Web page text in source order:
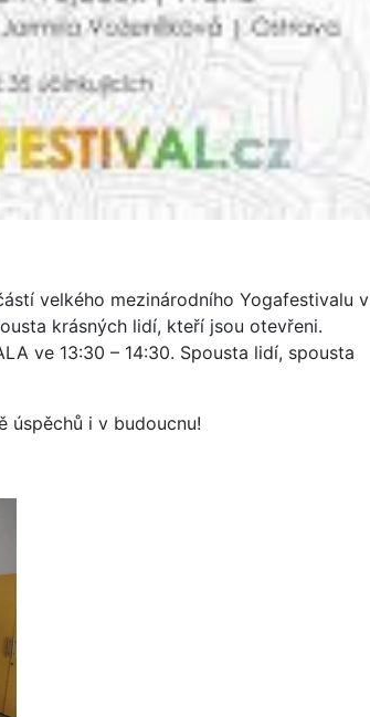
velkého mezinárodního Yogafestivalu v
krásných lidí, kteří jsou otevřeni.
ve 13:30 – 14:30. Spousta lidí, spousta
úspěchů i v budoucnu!